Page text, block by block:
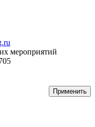
мероприятий
Применить